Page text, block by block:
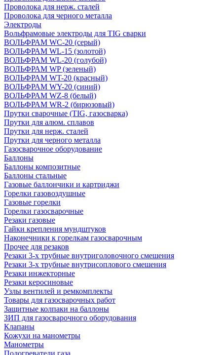
Проволока для нерж. сталей
Проволока для черного металла
Электроды
Вольфрамовые электроды для TIG сварки
ВОЛЬФРАМ WC-20 (серый)
ВОЛЬФРАМ WL-15 (золотой)
ВОЛЬФРАМ WL-20 (голубой)
ВОЛЬФРАМ WP (зеленый)
ВОЛЬФРАМ WT-20 (красный)
ВОЛЬФРАМ WY-20 (синий)
ВОЛЬФРАМ WZ-8 (белый)
ВОЛЬФРАМ WR-2 (бирюзовый)
Прутки сварочные (TIG, газосварка)
Прутки для алюм. сплавов
Прутки для нерж. сталей
Прутки для черного металла
Газосварочное оборудование
Баллоны
Баллоны композитные
Баллоны стальные
Газовые баллончики и картриджи
Горелки газовоздушные
Газовые горелки
Горелки газосварочные
Резаки газовые
Гайки крепления мундштуков
Наконечники к горелкам газосварочным
Прочее для резаков
Резаки 3-х трубные внутриголовочного смешения
Резаки 3-х трубные внутрисоплового смешения
Резаки инжекторные
Резаки керосиновые
Узлы вентилей и ремкомплекты
Товары для газосварочных работ
Защитные колпаки на баллоны
ЗИП для газосварочного оборудования
Клапаны
Кожухи на манометры
Манометры
Подогреватели газа